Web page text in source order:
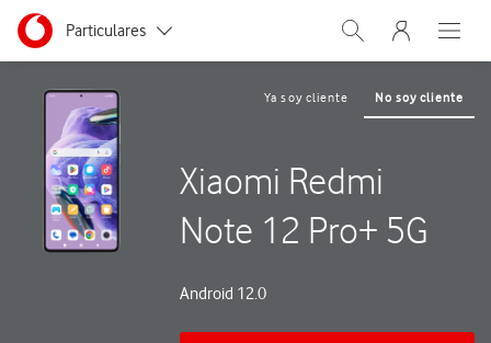
Ir a la pagina principal de vodafone.es
Menu navegación Segmento
Particulares
Autónomos
Pymes
Grandes empresas
y AA.PP.
Abrir buscador. Abre
Abre
Ya soy cliente No soy cliente
Xiaomi Redmi
Note 12 Pro+ 5G
Android 12.0